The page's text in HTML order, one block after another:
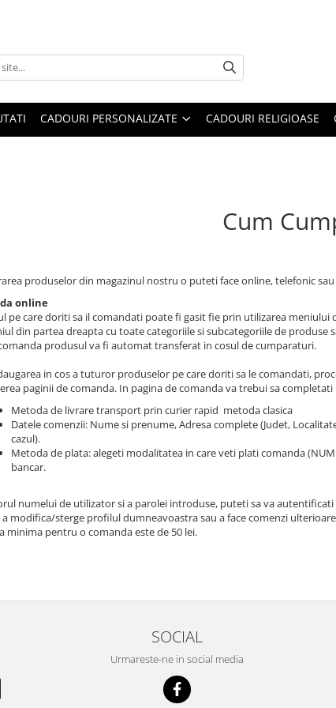
CADOURI PERSONALIZATE CADOURI RELIGIOASE
Cum
produselor din magazinul nostru o puteti face online, telefonic
online
pe care doriti sa il comandati poate fi gasit fie prin utilizarea
din partea dreapta cu toate categoriile si subcategoriile de
produsul va fi automat transferat in cosul de cumparaturi.
in cos a tuturor produselor pe care doriti sa le comandati,
paginii de comanda. In pagina de comanda va trebui sa
Metoda de livrare transport prin curier rapid metoda clasica
Datele comenzii: Nume si prenume, Adresa complete (Judet,
cazul).
Metoda de plata: alegeti modalitatea in care veti plati comanda
bancar.
numelui de utilizator si a parolei introduse, puteti sa va
a modifica/sterge profilul dumneavoastra sau a face comenzi
minima pentru o comanda este de 50 lei.
SOCIAL
Urmareste-ne in social media